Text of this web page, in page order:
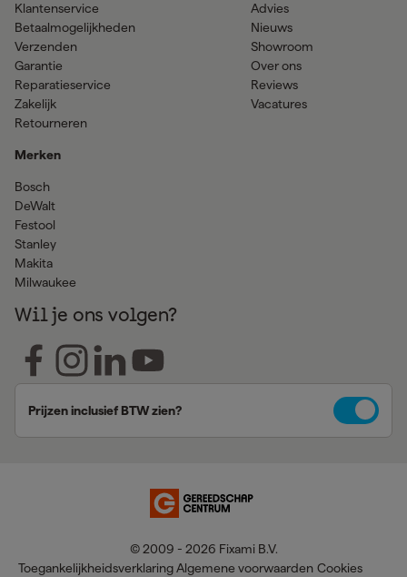
Klantenservice
Betaalmogelijkheden
Verzenden
Garantie
Reparatieservice
Zakelijk
Retourneren
Merken
Bosch
DeWalt
Festool
Stanley
Makita
Milwaukee
Advies
Nieuws
Showroom
Over ons
Reviews
Vacatures
Wil je ons volgen?
Prijzen inclusief BTW zien?
© 2009 - 2026 Fixami B.V.
Toegankelijkheidsverklaring Algemene voorwaarden Cookies